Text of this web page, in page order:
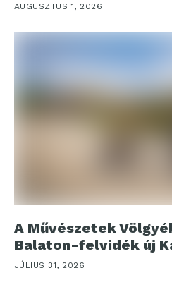
AUGUSZTUS 1, 2026
A Művészetek
Balaton-felvidék új
JÚLIUS 31, 2026